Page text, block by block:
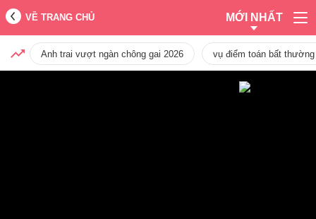
VỀ TRANG CHỦ MỚI NHẤT
Anh trai vượt ngàn chông gai 2026 vụ điểm toán bất